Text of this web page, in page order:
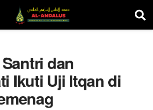
dan
Ikuti Uji Itqan di